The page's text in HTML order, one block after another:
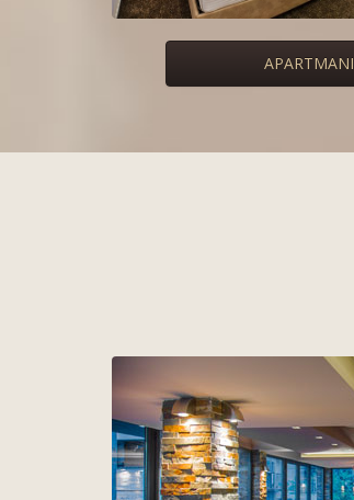
APARTMANI